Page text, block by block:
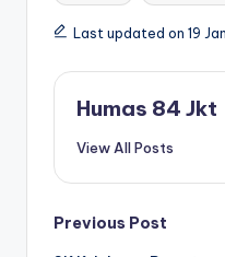
Last updated on 19
Humas 84 Jkt
View All Posts
Post
Previous Post